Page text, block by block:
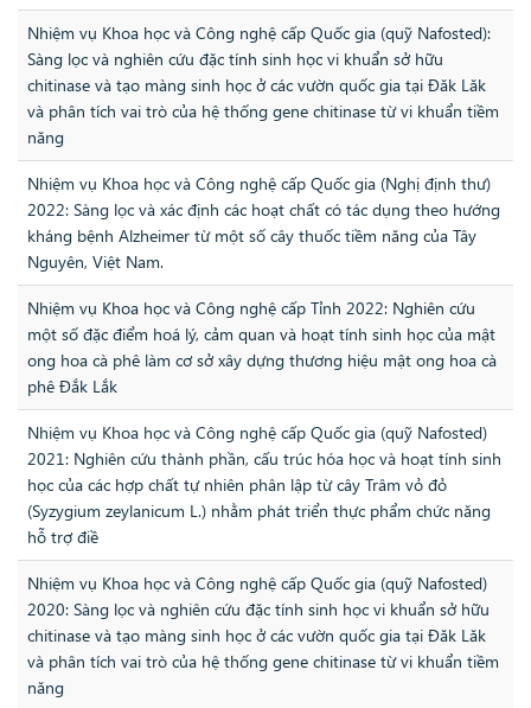
Nhiệm vụ Khoa học và Công nghệ cấp Quốc gia (quỹ Nafosted):
Sàng lọc và nghiên cứu đặc tính sinh học vi khuẩn sở hữu
chitinase và tạo màng sinh học ở các vườn quốc gia tại Đăk Lăk
và phân tích vai trò của hệ thống gene chitinase từ vi khuẩn tiềm
năng
Nhiệm vụ Khoa học và Công nghệ cấp Quốc gia (Nghị định thư)
2022: Sàng lọc và xác định các hoạt chất có tác dụng theo hướng
kháng bệnh Alzheimer từ một số cây thuốc tiềm năng của Tây
Nguyên, Việt Nam.
Nhiệm vụ Khoa học và Công nghệ cấp Tỉnh 2022: Nghiên cứu
một số đặc điểm hoá lý, cảm quan và hoạt tính sinh học của mật
ong hoa cà phê làm cơ sở xây dựng thương hiệu mật ong hoa cà
phê Đắk Lắk
Nhiệm vụ Khoa học và Công nghệ cấp Quốc gia (quỹ Nafosted)
2021: Nghiên cứu thành phần, cấu trúc hóa học và hoạt tính sinh
học của các hợp chất tự nhiên phân lập từ cây Trâm vỏ đỏ
(Syzygium zeylanicum L.) nhằm phát triển thực phẩm chức năng
hỗ trợ điề
Nhiệm vụ Khoa học và Công nghệ cấp Quốc gia (quỹ Nafosted)
2020: Sàng lọc và nghiên cứu đặc tính sinh học vi khuẩn sở hữu
chitinase và tạo màng sinh học ở các vườn quốc gia tại Đăk Lăk
và phân tích vai trò của hệ thống gene chitinase từ vi khuẩn tiềm
năng